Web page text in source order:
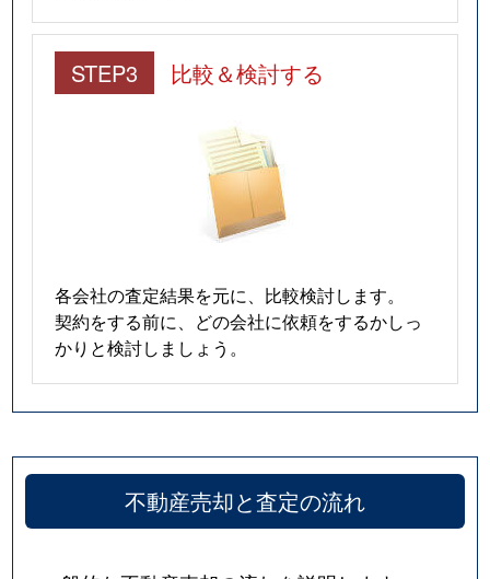
STEP3 比較＆検討する
各会社の査定結果を元に、比較検討します。
契約をする前に、どの会社に依頼をするかしっ
かりと検討しましょう。
不動産売却と査定の流れ